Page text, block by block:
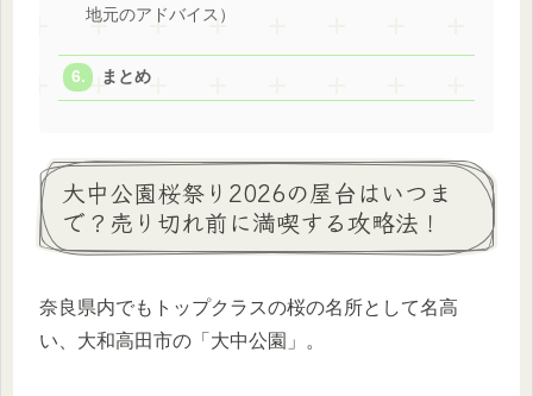
地元のアドバイス）
まとめ
大中公園桜祭り2026の屋台はいつま
で？売り切れ前に満喫する攻略法！
奈良県内でもトップクラスの桜の名所として名高
い、大和高田市の「大中公園」。